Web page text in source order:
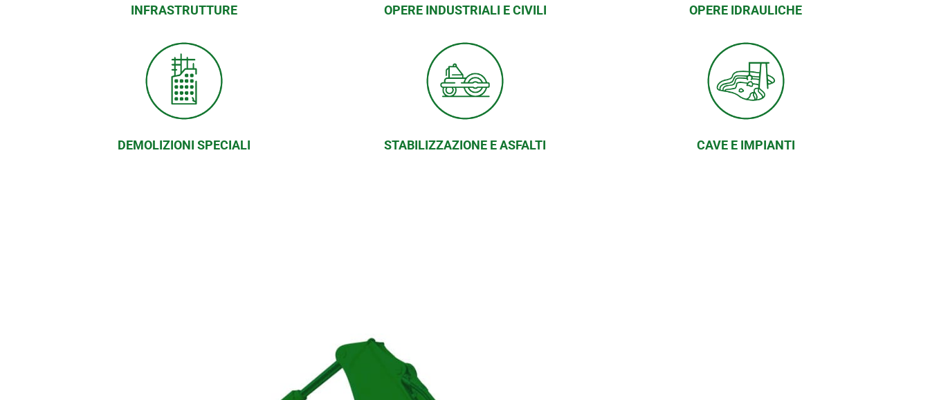
INFRASTRUTTURE
DEMOLIZIONI SPECIALI
OPERE INDUSTRIALI E CIVILI
STABILIZZAZIONE E ASFALTI
OPERE IDRAULICHE
CAVE E IMPIANTI